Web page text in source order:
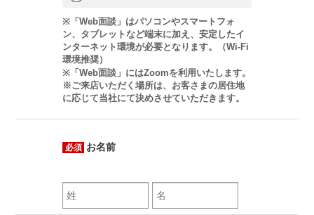
※「Web面談」はパソコンやスマートフォ
ン、タブレットなど端末に加え、安定したイ
ンターネット環境が必要となります。（Wi-Fi
環境推奨）
※「Web面談」にはZoomを利用いたします。
※ご来店いただく場所は、お客さまの居住地
に応じて当社にて決めさせていただきます。
必須 お名前